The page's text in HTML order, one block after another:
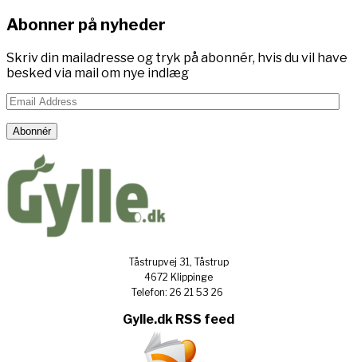
Abonner på nyheder
Skriv din mailadresse og tryk på abonnér, hvis du vil have
besked via mail om nye indlæg
Email
Address
Abonnér
Tåstrupvej 31, Tåstrup
4672 Klippinge
Telefon: 26 21 53 26
Gylle.dk RSS feed